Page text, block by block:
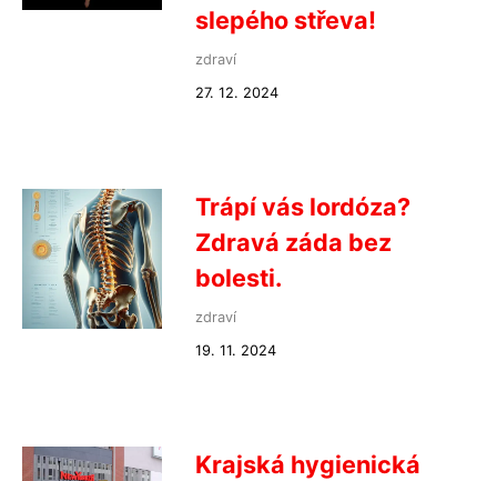
slepého střeva!
zdraví
27. 12. 2024
Trápí vás lordóza?
Zdravá záda bez
bolesti.
zdraví
19. 11. 2024
Krajská hygienická